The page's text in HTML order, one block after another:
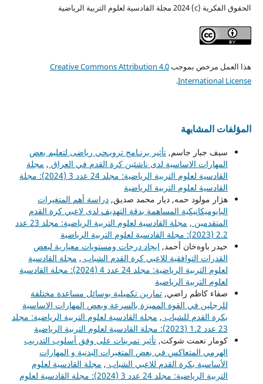
الحقوق الفكرية (c) 2024 مجلة القادسية لعلوم التربية الرياضية
هذا العمل مرخص بموجبCreative Commons Attribution 4.0
International License
.
المؤلفات المشابهة
سيف جبار جاسم, تأثير برنـامج ترويـحي رياضى لتعليم بعض
المهارات الاساسية لدى ناشئين كرة القدم في العراق , مجلة
القادسية لعلوم التربية الرياضية: مجلد 24 عدد 3 (2024): مجلة
القادسية لعلوم التربية الرياضية
هژار مولود حمه, ديار محمد صديق, دراسة أهم المتغيرات
البايوميكانيكية المساهمة بدقة التهديف لدى لاعبي كرة القدم
المتقدمين ,
مجلة القادسية لعلوم التربية الرياضية: مجلد 23 عدد
2.2 (2023): مجلة القادسية لعلوم التربية الرياضية
حیدر باوەخان أحمد, ايجاد درجات ومستويات معيارية لبعض
القدرات التوافقية للاعبي كرة القدم الشباب , مجلة القادسية
لعلوم التربية الرياضية: مجلد 24 عدد 4 (2024): مجلة القادسية
لعلوم التربية الرياضية
صفاء كاظم راضي, تمارين تكميلية بوسائل مساعدة مختلفة
للرجلين في القوة المميزة بالسرعة وبعض المهارات الاساسية
بكرة القدم للشباب , مجلة القادسية لعلوم التربية الرياضية: مجلد
23 عدد 1.2 (2023): مجلة القادسية لعلوم التربية الرياضية
كومار نعمت شوكت, تأثير تمرينات على وفق أسلوب التدريب
الهرمي المتعاكس في بعض المتغيرات البدنية و المهارات
الأساسية بكرة القدم للاعبي الشباب , مجلة القادسية لعلوم
التربية الرياضية: مجلد 24 عدد 3 (2024): مجلة القادسية لعلوم